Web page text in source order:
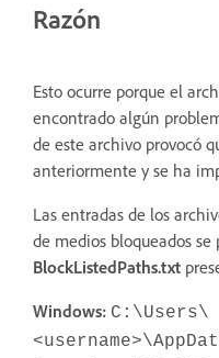
Razón
Esto ocurre porque el
encontrado algún
de este archivo provocó
anteriormente y se ha
Las entradas de los
de medios bloqueados
BlockListedPaths.txt
Windows: C:\Users\